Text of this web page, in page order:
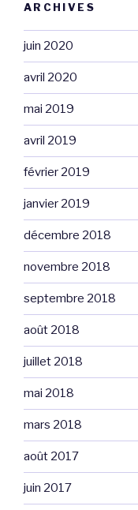
ARCHIVES
juin 2020
avril 2020
mai 2019
avril 2019
février 2019
janvier 2019
décembre 2018
novembre 2018
septembre 2018
août 2018
juillet 2018
mai 2018
mars 2018
août 2017
juin 2017